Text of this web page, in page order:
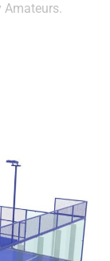
Amateurs.